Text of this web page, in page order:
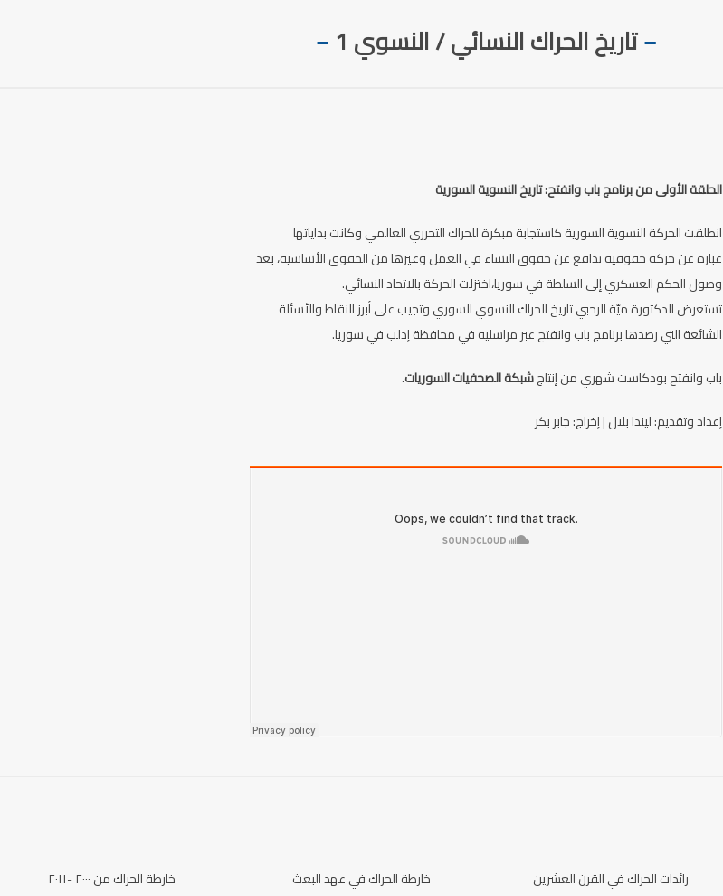
–تاريخ الحراك النسائي / النسوي 1 –
الحلقة الأولى من برنامج باب وانفتح: تاريخ النسوية السورية
انطلقت الحركة النسوية السورية كاستجابة مبكرة للحراك التحرري العالمي وكانت بداياتها
عبارة عن حركة حقوقية تدافع عن حقوق النساء في العمل وغيرها من الحقوق الأساسية، بعد
وصول الحكم العسكري إلى السلطة في سوريا،اختزلت الحركة بالاتحاد النسائي.
تستعرض الدكتورة ميّة الرحبي تاريخ الحراك النسوي السوري وتجيب على أبرز النقاط والأسئلة
الشائعة التي رصدها برنامج باب وانفتح عبر مراسليه في محافظة إدلب في سوريا.
باب وانفتح بودكاست شهري من إنتاجشبكة الصحفيات السوريات.
إعداد وتقديم: ليندا بلال | إخراج: جابر بكر
خارطة الحراك من ٢٠٠٠ -٢٠١١ خارطة الحراك في عهد البعث رائدات الحراك في القرن العشرين